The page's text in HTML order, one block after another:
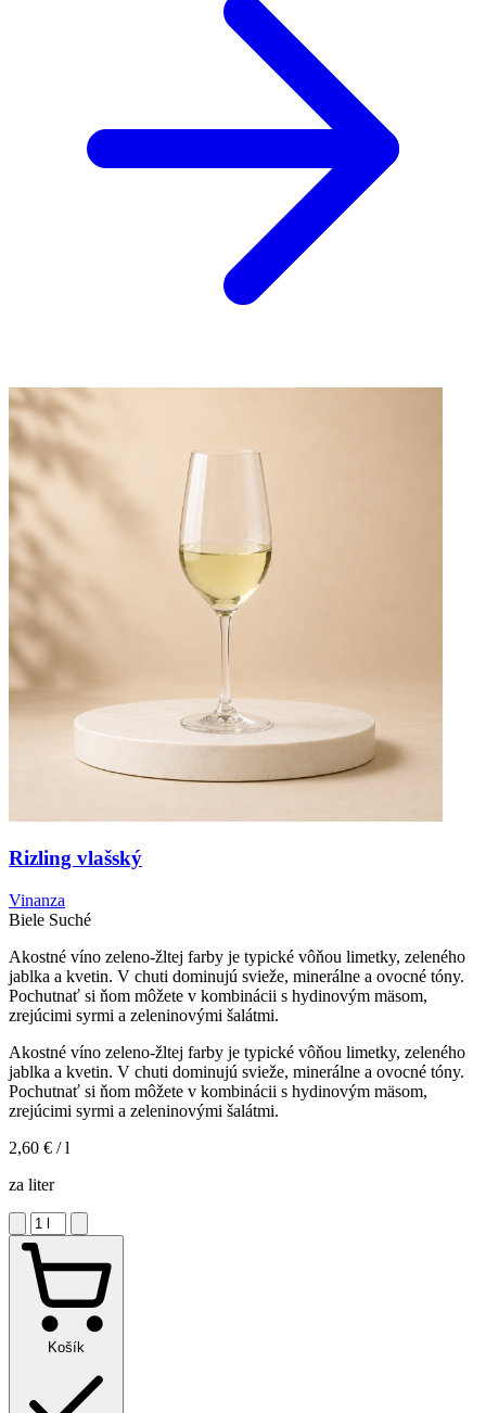
Rizling vlašský
Vinanza
Biele Suché
Akostné víno zeleno-žltej farby je typické vôňou limetky, zeleného
jablka a kvetin. V chuti dominujú svieže, minerálne a ovocné tóny.
Pochutnať si ňom môžete v kombinácii s hydinovým mäsom,
zrejúcimi syrmi a zeleninovými šalátmi.
Akostné víno zeleno-žltej farby je typické vôňou limetky, zeleného
jablka a kvetin. V chuti dominujú svieže, minerálne a ovocné tóny.
Pochutnať si ňom môžete v kombinácii s hydinovým mäsom,
zrejúcimi syrmi a zeleninovými šalátmi.
2,60 € / l
za liter
Košík